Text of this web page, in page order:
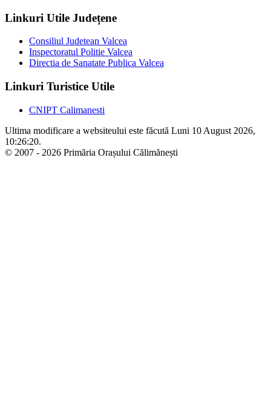
Linkuri Utile Județene
Consiliul Judetean Valcea
Inspectoratul Politie Valcea
Directia de Sanatate Publica Valcea
Linkuri Turistice Utile
CNIPT Calimanesti
Ultima modificare a websiteului este făcută Luni 10 August 2026,
10:26:20.
© 2007 - 2026 Primăria Orașului Călimănești